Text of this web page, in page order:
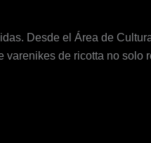
Desde el Área de
de ricotta no solo